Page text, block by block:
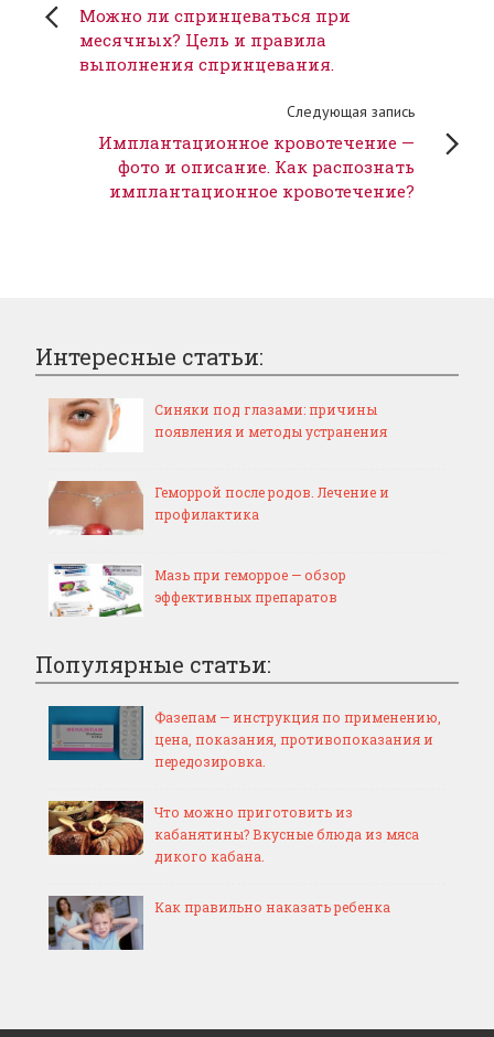
Можно ли спринцеваться при
месячных? Цель и правила
выполнения спринцевания.
Следующая запись
Имплантационное кровотечение —
фото и описание. Как распознать
имплантационное кровотечение?
Интересные статьи:
Синяки под глазами: причины
появления и методы устранения
Геморрой после родов. Лечение и
профилактика
Мазь при геморрое — обзор
эффективных препаратов
Популярные статьи:
Фазепам — инструкция по применению,
цена, показания, противопоказания и
передозировка.
Что можно приготовить из
кабанятины? Вкусные блюда из мяса
дикого кабана.
Как правильно наказать ребенка